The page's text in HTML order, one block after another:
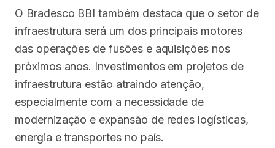
O Bradesco BBI também destaca que o setor de
infraestrutura será um dos principais motores
das operações de fusões e aquisições nos
próximos anos. Investimentos em projetos de
infraestrutura estão atraindo atenção,
especialmente com a necessidade de
modernização e expansão de redes logísticas,
energia e transportes no país.